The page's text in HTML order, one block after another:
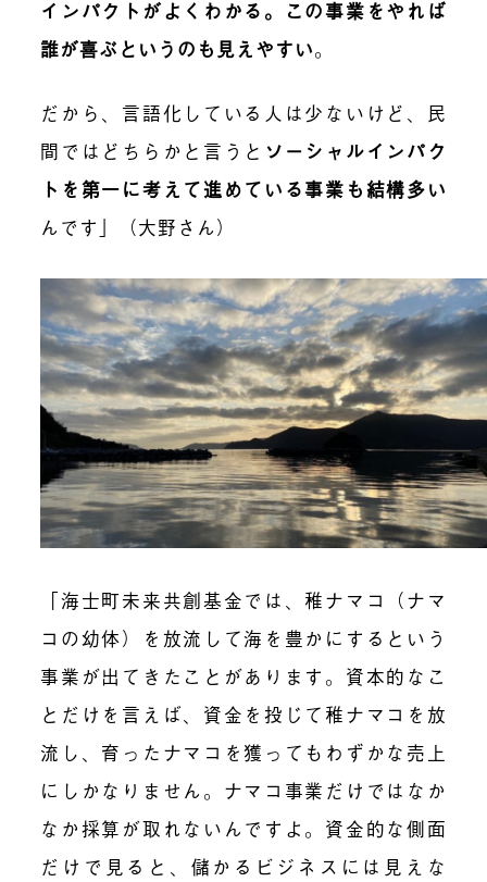
インパクトがよくわかる。この事業をやれば
誰が喜ぶというのも見えやすい。
だから、言語化している人は少ないけど、民
間ではどちらかと言うと ソーシャルインパク
トを第一に考えて進めている事業も結構多い
んです」（大野さん）
「海士町未来共創基金では、稚ナマコ（ナマ
コの幼体）を放流して海を豊かにするという
事業が出てきたことがあります。資本的なこ
とだけを言えば、資金を投じて稚ナマコを放
流し、育ったナマコを獲ってもわずかな売上
にしかなりません。ナマコ事業だけではなか
なか採算が取れないんですよ。資金的な側面
だけで見ると、儲かるビジネスには見えな